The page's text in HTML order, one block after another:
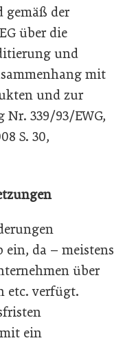
der
über die
und
mit
und zur
Nr. 339/93/EWG,
S. 30,
ein, da – meistens
über
etc. verfügt.
ein